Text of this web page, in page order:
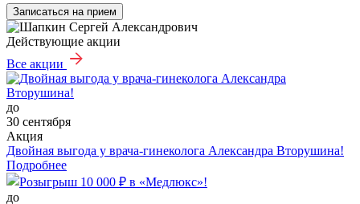
Записаться на прием
Действующие акции
Все акции
до
30 сентября
Акция
Двойная выгода у врача‑гинеколога Александра Вторушина!
Подробнее
до